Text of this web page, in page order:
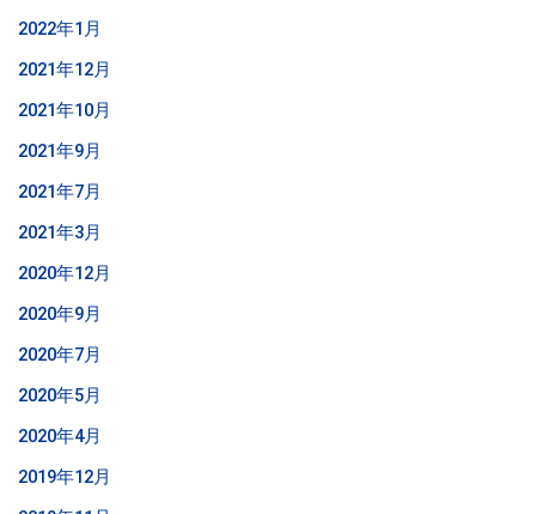
2022年1月
2021年12月
2021年10月
2021年9月
2021年7月
2021年3月
2020年12月
2020年9月
2020年7月
2020年5月
2020年4月
2019年12月